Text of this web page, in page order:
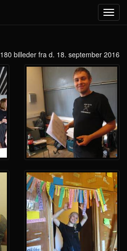
180 billeder fra d. 18. september 2016